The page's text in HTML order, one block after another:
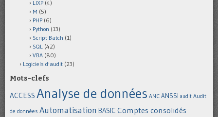
LIXP (4)
M (5)
PHP (6)
Python (13)
Script Batch (1)
SQL (42)
VBA (80)
Logiciels d'audit (23)
Mots-clefs
ACCESS Analyse de données ANC ANSSI audit Audit
de données Automatisation BASIC Comptes consolidés